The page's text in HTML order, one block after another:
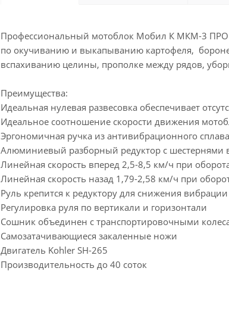
Профессиональный мотоблок Мобил К МКМ-3 ПРО
по окучиванию и выкапыванию картофеля,
вспахиванию целины, прополке между рядов,
Преимущества:
Идеальная нулевая развесовка обеспечивает
Идеальное соотношение скорости движения
Эргономичная ручка из антивибрационного
Алюминиевый разборный редуктор с шестернями
Линейная скорость вперед 2,5-8,5 км/ч при
Линейная скорость назад 1,79-2,58 км/ч при
Руль крепится к редуктору для снижения вибрации
Регулировка руля по вертикали и горизонтали
Сошник объединен с транспортировочными
Самозатачивающиеся закаленные ножи
Двигатель Kohler SH-265
Производительность до 40 соток